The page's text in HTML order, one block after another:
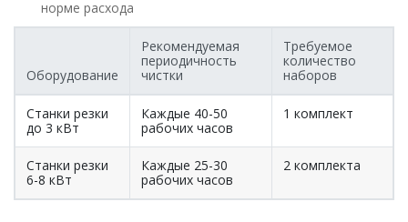
норме расхода
Оборудование
Рекомендуемая
периодичность
чистки
Требуемое
количество
наборов
Станки резки
до 3 кВт
Каждые 40-50
рабочих часов
1 комплект
Станки резки
6-8 кВт
Каждые 25-30
рабочих часов
2 комплекта